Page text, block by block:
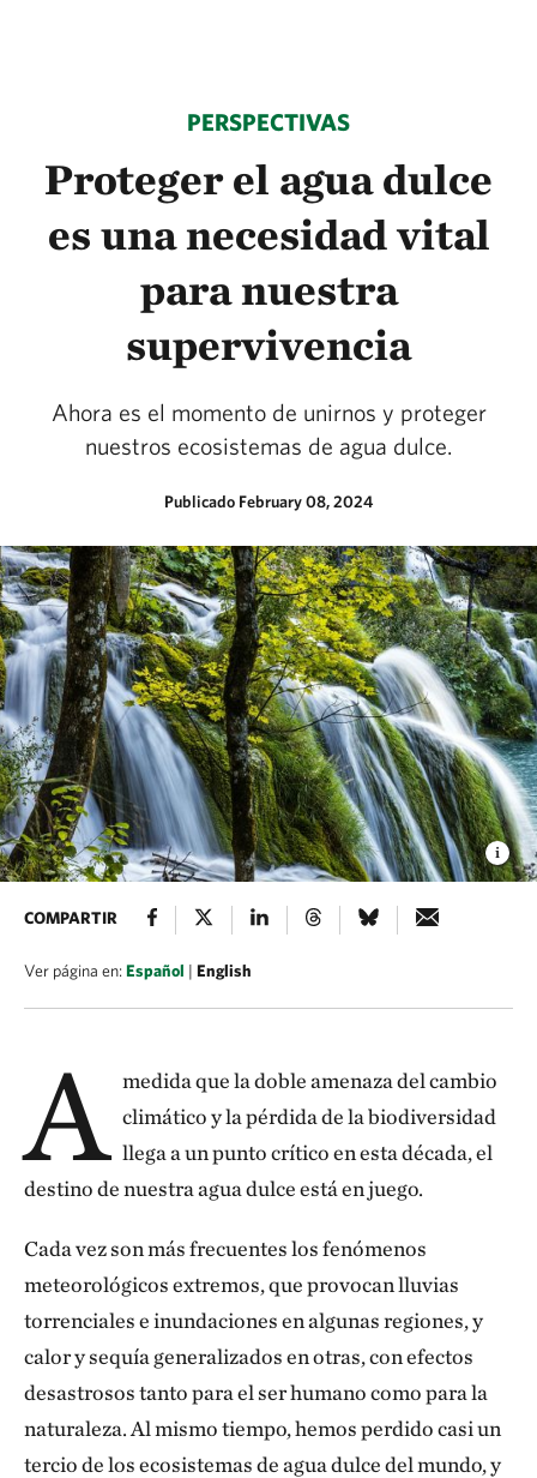
PERSPECTIVAS
Proteger el agua dulce
es una necesidad vital
para nuestra
supervivencia
Ahora es el momento de unirnos y proteger
nuestros ecosistemas de agua dulce.
Publicado February 08, 2024
COMPARTIR
Ver página en:Español | English
A medida que la doble amenaza del cambio
climático y la pérdida de la biodiversidad
llega a un punto crítico en esta década, el
destino de nuestra agua dulce está en juego.
Cada vez son más frecuentes los fenómenos
meteorológicos extremos, que provocan lluvias
torrenciales e inundaciones en algunas regiones, y
calor y sequía generalizados en otras, con efectos
desastrosos tanto para el ser humano como para la
naturaleza. Al mismo tiempo, hemos perdido casi un
tercio de los ecosistemas de agua dulce del mundo, y